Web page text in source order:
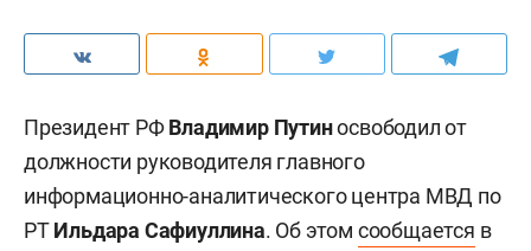
Президент РФВладимир Путиносвободил от
должности руководителя главного
информационно-аналитического центра МВД по
РТИльдара Сафиуллина. Об этом сообщается в